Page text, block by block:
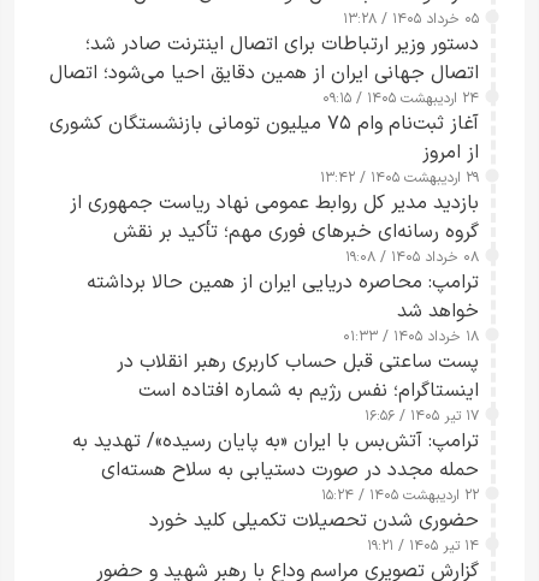
۰۵ خرداد ۱۴۰۵ / ۱۳:۲۸
دستور وزیر ارتباطات برای اتصال اینترنت صادر شد؛
اتصال جهانی ایران از همین دقایق احیا می‌شود؛ اتصال
کامل مردم تا ۲۴ ساعت آینده
۲۴ اردیبهشت ۱۴۰۵ / ۰۹:۱۵
آغاز ثبت‌نام وام ۷۵ میلیون تومانی بازنشستگان کشوری
از امروز
۲۹ اردیبهشت ۱۴۰۵ / ۱۳:۴۲
بازدید مدیر کل روابط عمومی نهاد ریاست جمهوری از
گروه رسانه‌ای خبرهای فوری مهم؛ تأکید بر نقش
رسانه‌های هوشمند و مسئول در ارتقای آگاهی عمومی
۰۸ خرداد ۱۴۰۵ / ۱۹:۰۸
ترامپ: محاصره دریایی ایران از همین حالا برداشته
خواهد شد
۱۸ خرداد ۱۴۰۵ / ۰۱:۳۳
پست ساعتی قبل حساب کاربری رهبر انقلاب در
اینستاگرام؛ نفس رژیم به شماره افتاده است​
۱۷ تیر ۱۴۰۵ / ۱۶:۵۶
ترامپ: آتش‌بس با ایران «به پایان رسیده»/ تهدید به
حمله مجدد در صورت دستیابی به سلاح هسته‌ای
۲۲ اردیبهشت ۱۴۰۵ / ۱۵:۲۴
حضوری شدن تحصیلات تکمیلی کلید خورد
۱۴ تیر ۱۴۰۵ / ۱۹:۲۱
گزارش تصویری مراسم وداع با رهبر شهید و حضور